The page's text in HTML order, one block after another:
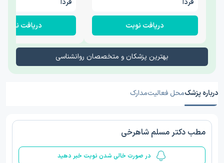
دریافت نوبت دریافت نوبت
بهترین پزشکان و متخصصان روانشناسی
درباره پزشکمحل فعالیتمدارک
مطب دکتر مسلم شاهرخی
در صورت خالی شدن نوبت خبر دهید